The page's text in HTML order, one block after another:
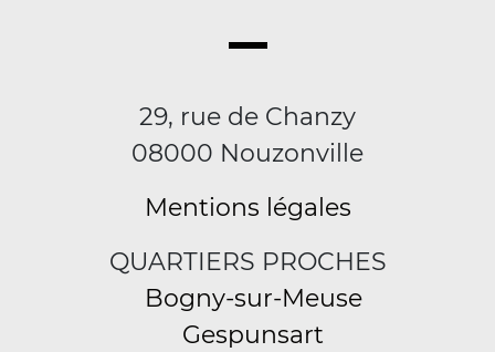
29, rue de Chanzy
08000 Nouzonville
Mentions légales
QUARTIERS PROCHES
Bogny-sur-Meuse
Gespunsart